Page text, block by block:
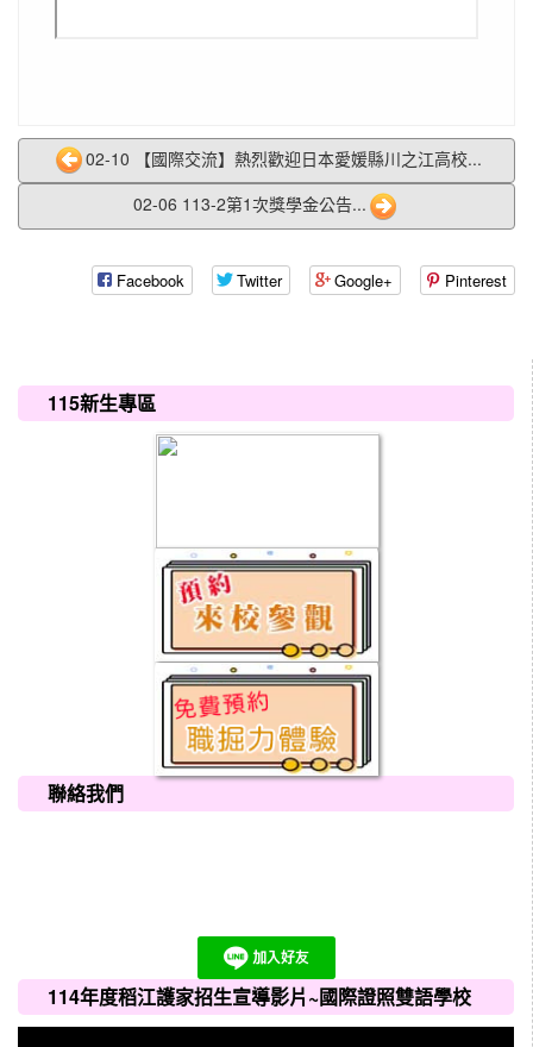
02-10 【國際交流】熱烈歡迎日本愛媛縣川之江高校...
02-06 113-2第1次獎學金公告...
Facebook Twitter Google+ Pinterest
115新生專區
聯絡我們
114年度稻江護家招生宣導影片~國際證照雙語學校